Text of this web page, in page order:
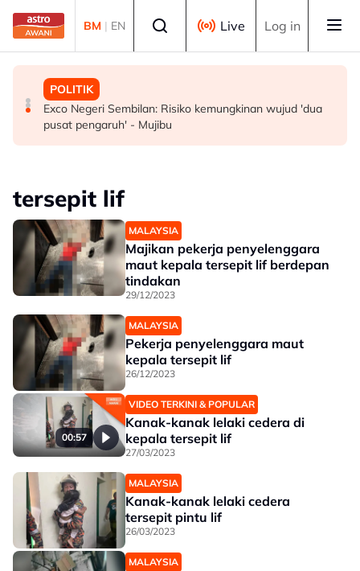
Skip to main content
BM | EN Live Log in
MALAYSIA
Pembantu rumah dipenjara empat tahun abai kanak-
kanak di kolam renang hingga lemas
POLITIK
RCI Tabung Haji: 'Jika tidak boleh sanggah fakta, jangan
main sentimen rakyat' - AMK
POLITIK
Exco Negeri Sembilan: Risiko kemungkinan wujud 'dua
pusat pengaruh' - Mujibu
tersepit lif
MALAYSIA
Majikan pekerja penyelenggara
maut kepala tersepit lif berdepan
tindakan
29/12/2023
MALAYSIA
Pekerja penyelenggara maut
kepala tersepit lif
26/12/2023
00:57
VIDEO TERKINI & POPULAR
Kanak-kanak lelaki cedera di
kepala tersepit lif
27/03/2023
MALAYSIA
Kanak-kanak lelaki cedera
tersepit pintu lif
26/03/2023
MALAYSIA